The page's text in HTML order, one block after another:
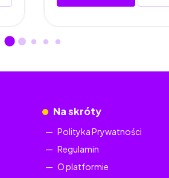
Na skróty
Polityka Prywatności
Regulamin
O platformie